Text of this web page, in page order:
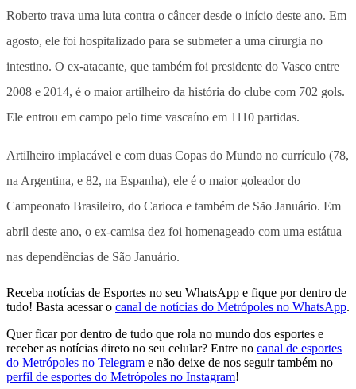
Roberto trava uma luta contra o câncer desde o início deste ano. Em
agosto, ele foi hospitalizado para se submeter a uma cirurgia no
intestino. O ex-atacante, que também foi presidente do Vasco entre
2008 e 2014, é o maior artilheiro da história do clube com 702 gols.
Ele entrou em campo pelo time vascaíno em 1110 partidas.
Artilheiro implacável e com duas Copas do Mundo no currículo (78,
na Argentina, e 82, na Espanha), ele é o maior goleador do
Campeonato Brasileiro, do Carioca e também de São Januário. Em
abril deste ano, o ex-camisa dez foi homenageado com uma estátua
nas dependências de São Januário.
Receba notícias de Esportes no seu WhatsApp e fique por dentro de
tudo! Basta acessar o canal de notícias do Metrópoles no WhatsApp.
Quer ficar por dentro de tudo que rola no mundo dos esportes e
receber as notícias direto no seu celular? Entre no canal de esportes
do Metrópoles no Telegram e não deixe de nos seguir também no
perfil de esportes do Metrópoles no Instagram!